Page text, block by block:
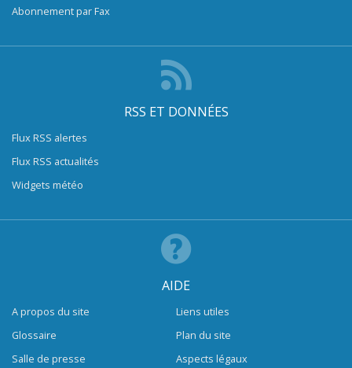
Abonnement par Fax
RSS ET DONNÉES
Flux RSS alertes
Flux RSS actualités
Widgets météo
AIDE
A propos du site
Glossaire
Salle de presse
Liens utiles
Plan du site
Aspects légaux